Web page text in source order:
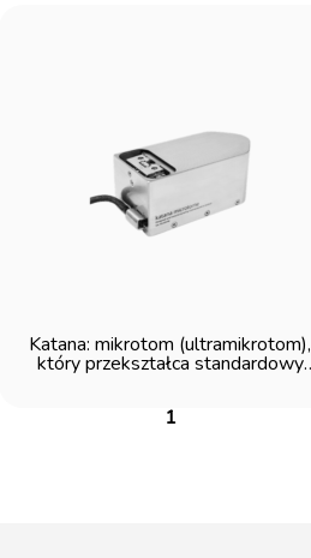
Katana: mikrotom (ultramikrotom),
który przekształca standardowy
mikroskop SEM w Volume SEM -
1